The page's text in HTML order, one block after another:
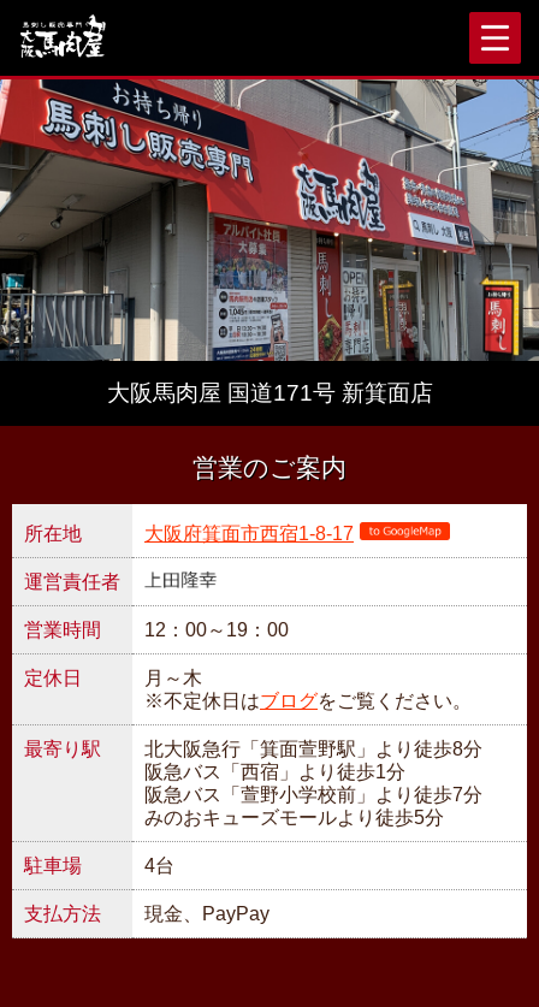
大阪馬肉屋 国道171号 新箕面店
営業のご案内
所在地 大阪府箕面市西宿1-8-17
運営責任者
営業時間 12：00～19：00
定休日
月～木
※不定休日はブログをご覧ください。
最寄り駅
北大阪急行「箕面萱野駅」より徒歩8分
阪急バス「西宿」より徒歩1分
阪急バス「萱野小学校前」より徒歩7分
みのおキューズモールより徒歩5分
駐車場 4台
支払方法 現金、PayPay